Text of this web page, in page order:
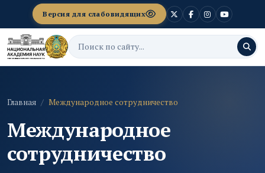
Версия для слабовидящих
Главная Международное сотрудничество
Международное
сотрудничество